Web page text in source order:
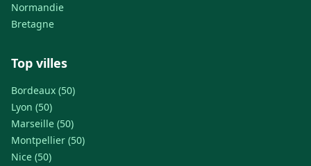
Normandie
Bretagne
Top villes
Bordeaux (50)
Lyon (50)
Marseille (50)
Montpellier (50)
Nice (50)